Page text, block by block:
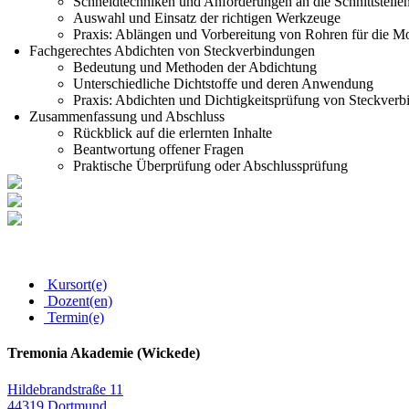
Auswahl und Einsatz der richtigen Werkzeuge
Praxis: Ablängen und Vorbereitung von Rohren für die
Fachgerechtes Abdichten von Steckverbindungen
Bedeutung und Methoden der Abdichtung
Unterschiedliche Dichtstoffe und deren Anwendung
Praxis: Abdichten und Dichtigkeitsprüfung von
Zusammenfassung und Abschluss
Rückblick auf die erlernten Inhalte
Beantwortung offener Fragen
Praktische Überprüfung oder Abschlussprüfung
Kursort(e)
Dozent(en)
Termin(e)
Tremonia Akademie (Wickede)
Hildebrandstraße 11
44319 Dortmund